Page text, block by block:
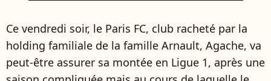
Ce vendredi soir, le Paris FC, club racheté par la
holding familiale de la famille Arnault, Agache, va
peut-être assurer sa montée en Ligue 1, après une